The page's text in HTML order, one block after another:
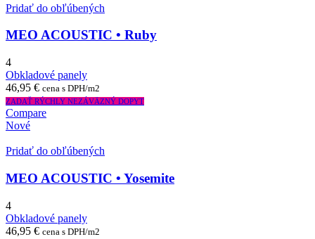
Pridať do obľúbených
MEO ACOUSTIC • Ruby
4
Obkladové panely
46,95 € cena s DPH/m2
ZADAŤ RÝCHLY NEZÁVÄZNÝ DOPYT
Compare
Nové
Pridať do obľúbených
MEO ACOUSTIC • Yosemite
4
Obkladové panely
46,95 € cena s DPH/m2